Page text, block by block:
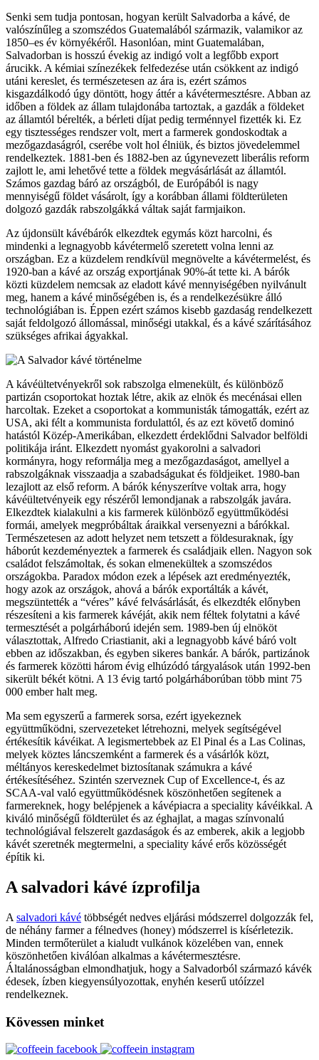
Senki sem tudja pontosan, hogyan került Salvadorba a kávé, de
valószínűleg a szomszédos Guatemalából származik, valamikor az
1850–es év környékéről. Hasonlóan, mint Guatemalában,
Salvadorban is hosszú évekig az indigó volt a legfőbb export
árucikk. A kémiai színezékek felfedezése után csökkent az indigó
utáni kereslet, és természetesen az ára is, ezért számos
kisgazdálkodó úgy döntött, hogy áttér a kávétermesztésre. Abban az
időben a földek az állam tulajdonába tartoztak, a gazdák a földeket
az államtól bérelték, a bérleti díjat pedig terménnyel fizették ki. Ez
egy tisztességes rendszer volt, mert a farmerek gondoskodtak a
mezőgazdaságról, cserébe volt hol élniük, és biztos jövedelemmel
rendelkeztek. 1881-ben és 1882-ben az úgynevezett liberális reform
zajlott le, ami lehetővé tette a földek megvásárlását az államtól.
Számos gazdag báró az országból, de Európából is nagy
mennyiségű földet vásárolt, így a korábban állami földterületen
dolgozó gazdák rabszolgákká váltak saját farmjaikon.
Az újdonsült kávébárók elkezdtek egymás közt harcolni, és
mindenki a legnagyobb kávétermelő szeretett volna lenni az
országban. Ez a küzdelem rendkívül megnövelte a kávétermelést, és
1920-ban a kávé az ország exportjának 90%-át tette ki. A bárók
közti küzdelem nemcsak az eladott kávé mennyiségében nyilvánult
meg, hanem a kávé minőségében is, és a rendelkezésükre álló
technológiában is. Éppen ezért számos kisebb gazdaság rendelkezett
saját feldolgozó állomással, minőségi utakkal, és a kávé szárításához
szükséges afrikai ágyakkal.
A kávéültetvényekről sok rabszolga elmenekült, és különböző
partizán csoportokat hoztak létre, akik az elnök és mecénásai ellen
harcoltak. Ezeket a csoportokat a kommunisták támogatták, ezért az
USA, aki félt a kommunista fordulattól, és az ezt követő dominó
hatástól Közép-Amerikában, elkezdett érdeklődni Salvador belföldi
politikája iránt. Elkezdett nyomást gyakorolni a salvadori
kormányra, hogy reformálja meg a mezőgazdaságot, amellyel a
rabszolgáknak visszaadja a szabadságukat és földjeiket. 1980-ban
lezajlott az első reform. A bárók kényszerítve voltak arra, hogy
kávéültetvényeik egy részéről lemondjanak a rabszolgák javára.
Elkezdtek kialakulni a kis farmerek különböző együttműködési
formái, amelyek megpróbáltak áraikkal versenyezni a bárókkal.
Természetesen az adott helyzet nem tetszett a földesuraknak, így
háborút kezdeményeztek a farmerek és családjaik ellen. Nagyon sok
családot felszámoltak, és sokan elmenekültek a szomszédos
országokba. Paradox módon ezek a lépések azt eredményezték,
hogy azok az országok, ahová a bárók exportálták a kávét,
megszüntették a “véres” kávé felvásárlását, és elkezdték előnyben
részesíteni a kis farmerek kávéját, akik nem féltek folytatni a kávé
termesztését a polgárháború idején sem. 1989-ben új elnököt
választottak, Alfredo Criastianit, aki a legnagyobb kávé báró volt
ebben az időszakban, és egyben sikeres bankár. A bárók, partizánok
és farmerek közötti három évig elhúzódó tárgyalások után 1992-ben
sikerült békét kötni. A 13 évig tartó polgárháborúban több mint 75
000 ember halt meg.
Ma sem egyszerű a farmerek sorsa, ezért igyekeznek
együttműködni, szervezeteket létrehozni, melyek segítségével
értékesítik kávéikat. A legismertebbek az El Pinal és a Las Colinas,
melyek köztes láncszemként a farmerek és a vásárlók közt,
méltányos kereskedelmet biztosítanak számukra a kávé
értékesítéséhez. Szintén szerveznek Cup of Excellence-t, és az
SCAA-val való együttműködésnek köszönhetően segítenek a
farmereknek, hogy belépjenek a kávépiacra a speciality kávéikkal. A
kiváló minőségű földterület és az éghajlat, a magas színvonalú
technológiával felszerelt gazdaságok és az emberek, akik a legjobb
kávét szeretnék megtermelni, a speciality kávé erős közösségét
építik ki.
A salvadori kávé ízprofilja
A salvadori kávé többségét nedves eljárási módszerrel dolgozzák fel,
de néhány farmer a félnedves (honey) módszerrel is kísérletezik.
Minden termőterület a kialudt vulkánok közelében van, ennek
köszönhetően kiválóan alkalmas a kávétermesztésre.
Általánosságban elmondhatjuk, hogy a Salvadorból származó kávék
édesek, ízben kiegyensúlyozottak, enyhén keserű utóízzel
rendelkeznek.
Kövessen minket